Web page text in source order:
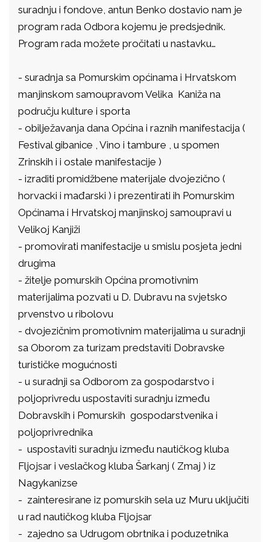
suradnju i fondove, antun Benko dostavio nam je
program rada Odbora kojemu je predsjednik.
Program rada možete pročitati u nastavku…
- suradnja sa Pomurskim općinama i Hrvatskom
manjinskom samoupravom Velika Kaniža na
području kulture i sporta
- obilježavanja dana Općina i raznih manifestacija (
Festival gibanice , Vino i tambure , u spomen
Zrinskih i i ostale manifestacije )
- izraditi promidžbene materijale dvojezično (
horvacki i mađarski ) i prezentirati ih Pomurskim
Općinama i Hrvatskoj manjinskoj samoupravi u
Velikoj Kanjiži
- promovirati manifestacije u smislu posjeta jedni
drugima
- žitelje pomurskih Općina promotivnim
materijalima pozvati u D. Dubravu na svjetsko
prvenstvo u ribolovu
- dvojezičnim promotivnim materijalima u suradnji
sa Oborom za turizam predstaviti Dobravske
turističke mogućnosti
- u suradnji sa Odborom za gospodarstvo i
poljoprivredu uspostaviti suradnju između
Dobravskih i Pomurskih gospodarstvenika i
poljoprivrednika
- uspostaviti suradnju između nautičkog kluba
Fljojsar i veslačkog kluba Šarkanj ( Zmaj ) iz
Nagykanizse
- zainteresirane iz pomurskih sela uz Muru uključiti
u rad nautičkog kluba Fljojsar
- zajedno sa Udrugom obrtnika i poduzetnika